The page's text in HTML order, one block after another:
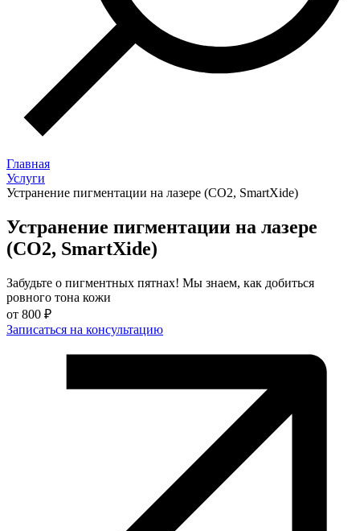
Главная
Услуги
Устранение пигментации на лазере (СO2, SmartXide)
Устранение пигментации на лазере
(СO2, SmartXide)
Забудьте о пигментных пятнах! Мы знаем, как добиться
ровного тона кожи
от 800 ₽
Записаться на консультацию